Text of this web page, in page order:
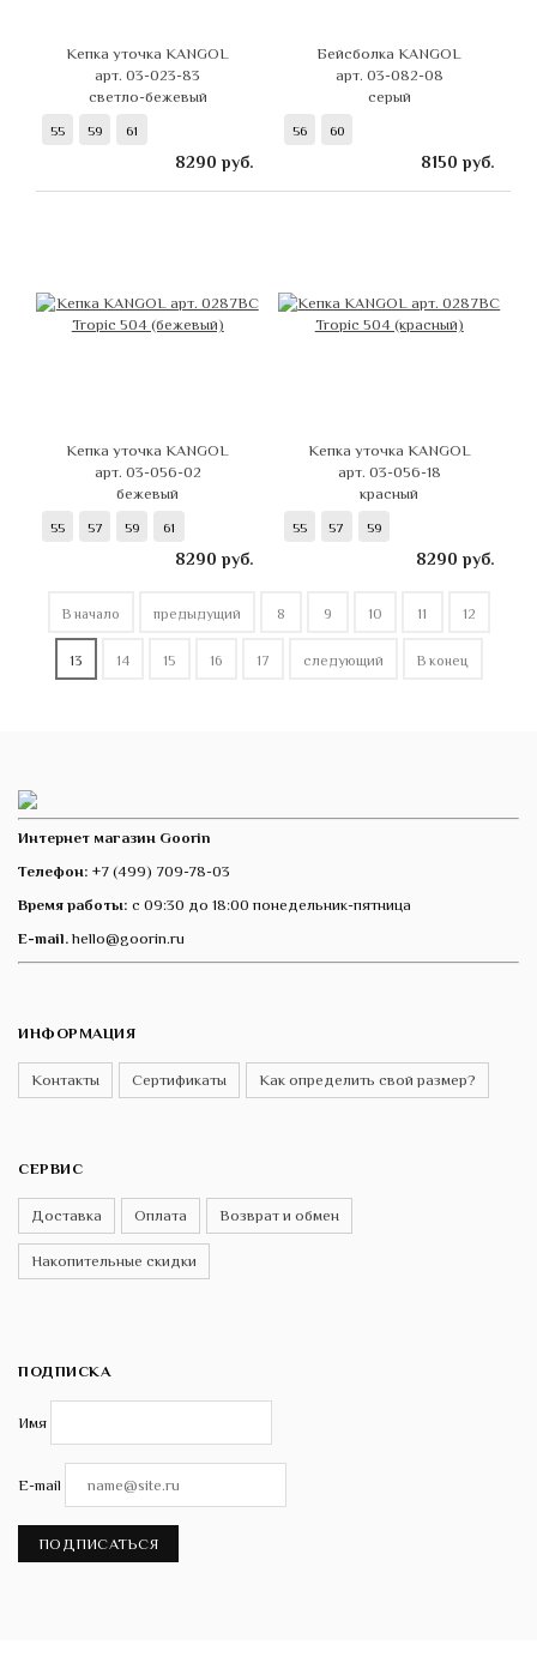
Кепка уточка KANGOL
арт. 03-023-83
светло-бежевый
55 59 61
8290 руб.
Бейсболка KANGOL
арт. 03-082-08
серый
56 60
8150 руб.
Кепка уточка KANGOL
арт. 03-056-02
бежевый
55 57 59 61
8290 руб.
Кепка уточка KANGOL
арт. 03-056-18
красный
55 57 59
8290 руб.
В начало предыдущий 8 9 10 11 12
13 14 15 16 17 следующий В конец
Интернет магазин Goorin
Телефон: +7 (499) 709-78-03
Время работы: с 09:30 до 18:00 понедельник-пятница
E-mail. hello@goorin.ru
ИНФОРМАЦИЯ
Контакты Сертификаты Как определить свой размер?
СЕРВИС
Доставка Оплата Возврат и обмен
Накопительные скидки
ПОДПИСКА
Имя
E-mail
ПОДПИСАТЬСЯ